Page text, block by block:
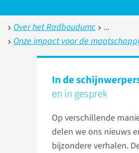
Over het Radboudumc
Onze impact voor de
In de
en in gesprek
Op verschillende
delen we ons nieuws
bijzondere verhalen.